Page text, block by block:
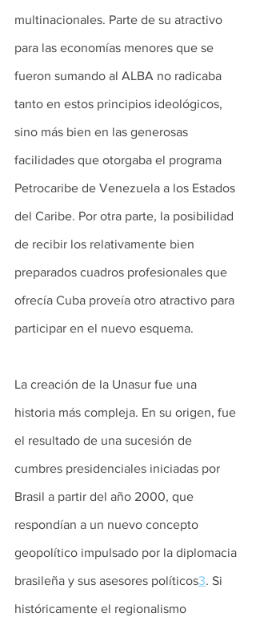
multinacionales. Parte de su atractivo
para las economías menores que se
fueron sumando al ALBA no radicaba
tanto en estos principios ideológicos,
sino más bien en las generosas
facilidades que otorgaba el programa
Petrocaribe de Venezuela a los Estados
del Caribe. Por otra parte, la posibilidad
de recibir los relativamente bien
preparados cuadros profesionales que
ofrecía Cuba proveía otro atractivo para
participar en el nuevo esquema.
La creación de la Unasur fue una
historia más compleja. En su origen, fue
el resultado de una sucesión de
cumbres presidenciales iniciadas por
Brasil a partir del año 2000, que
respondían a un nuevo concepto
geopolítico impulsado por la diplomacia
brasileña y sus asesores políticos3. Si
históricamente el regionalismo